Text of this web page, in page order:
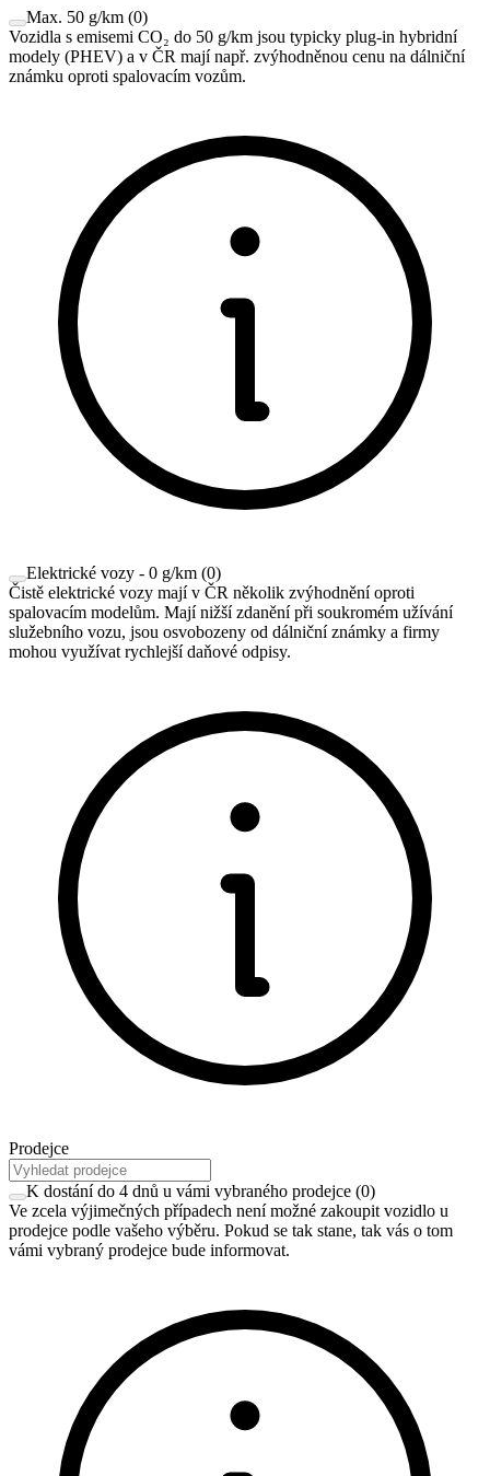
Max. 50 g/km (0)
Vozidla s emisemi CO₂ do 50 g/km jsou typicky plug-in hybridní
modely (PHEV) a v ČR mají např. zvýhodněnou cenu na dálniční
známku oproti spalovacím vozům.
Elektrické vozy - 0 g/km (0)
Čistě elektrické vozy mají v ČR několik zvýhodnění oproti
spalovacím modelům. Mají nižší zdanění při soukromém užívání
služebního vozu, jsou osvobozeny od dálniční známky a firmy
mohou využívat rychlejší daňové odpisy.
Prodejce
K dostání do 4 dnů u vámi vybraného prodejce (0)
Ve zcela výjimečných případech není možné zakoupit vozidlo u
prodejce podle vašeho výběru. Pokud se tak stane, tak vás o tom
vámi vybraný prodejce bude informovat.